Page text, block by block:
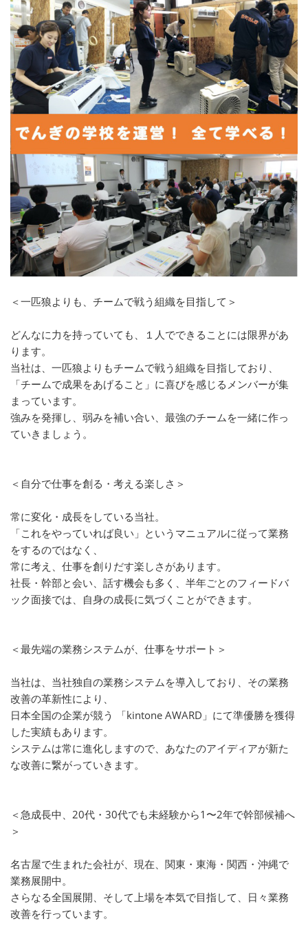
＜一匹狼よりも、チームで戦う組織を目指して＞
どんなに力を持っていても、１人でできることには限界があ
ります。
当社は、一匹狼よりもチームで戦う組織を目指しており、
「チームで成果をあげること」に喜びを感じるメンバーが集
まっています。
強みを発揮し、弱みを補い合い、最強のチームを一緒に作っ
ていきましょう。
＜自分で仕事を創る・考える楽しさ＞
常に変化・成長をしている当社。
「これをやっていれば良い」というマニュアルに従って業務
をするのではなく、
常に考え、仕事を創りだす楽しさがあります。
社長・幹部と会い、話す機会も多く、半年ごとのフィードバ
ック面接では、自身の成長に気づくことができます。
＜最先端の業務システムが、仕事をサポート＞
当社は、当社独自の業務システムを導入しており、その業務
改善の革新性により、
日本全国の企業が競う 「kintone AWARD」にて準優勝を獲得
した実績もあります。
システムは常に進化しますので、あなたのアイディアが新た
な改善に繋がっていきます。
＜急成長中、20代・30代でも未経験から1〜2年で幹部候補へ
＞
名古屋で生まれた会社が、現在、関東・東海・関西・沖縄で
業務展開中。
さらなる全国展開、そして上場を本気で目指して、日々業務
改善を行っています。